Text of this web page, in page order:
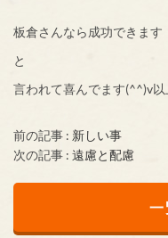
板倉さんなら成功できます
と
言われて喜んでます(^^)v以
前の記事 : 新しい事
次の記事 : 遠慮と配慮
一